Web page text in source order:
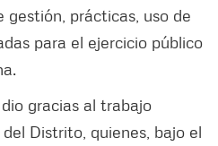
gestión, prácticas, uso de
para el ejercicio público
gracias al trabajo
Distrito, quienes, bajo el